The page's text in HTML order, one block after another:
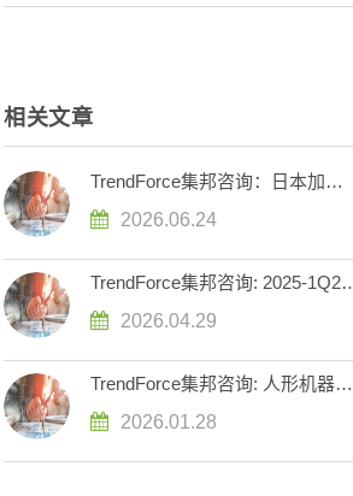
相关文章
TrendForce集邦咨询：日本加速布
技术全球竞争加剧
2026.06.24
TrendForce集邦咨询: 2025-1Q26
元，迈向准商业化
2026.04.29
TrendForce集邦咨询: 人形机器人
突破动力瓶颈的关键
2026.01.28